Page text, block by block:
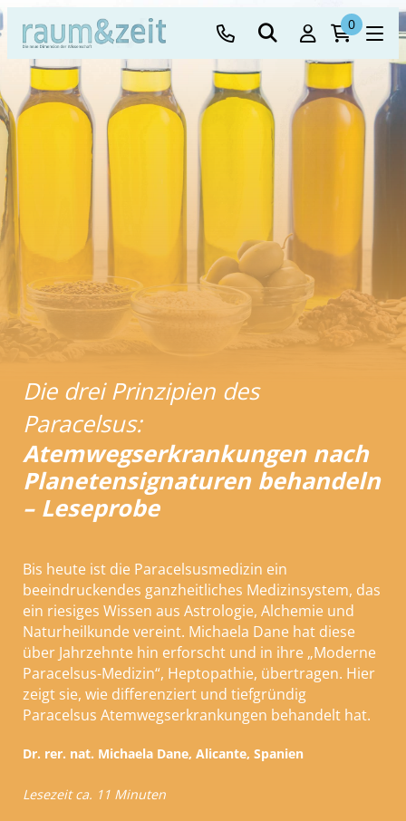
0
Die drei Prinzipien des
Paracelsus:
Atemwegserkrankungen nach
Planetensignaturen behandeln
– Leseprobe
Bis heute ist die Paracelsusmedizin ein
beeindruckendes ganzheitliches Medizinsystem, das
ein riesiges Wissen aus Astrologie, Alchemie und
Naturheilkunde vereint. Michaela Dane hat diese
über Jahrzehnte hin erforscht und in ihre „Moderne
Paracelsus-Medizin“, Heptopathie, übertragen. Hier
zeigt sie, wie differenziert und tiefgründig
Paracelsus Atemwegserkrankungen behandelt hat.
Dr. rer. nat. Michaela Dane, Alicante, Spanien
Lesezeit ca. 11 Minuten